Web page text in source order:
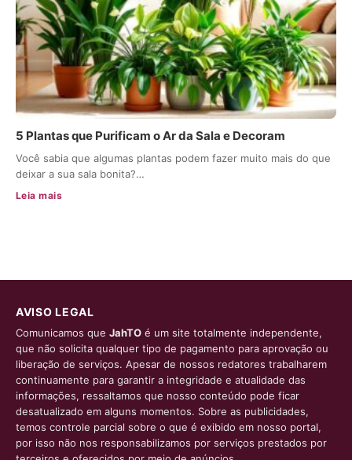
5 Plantas que Purificam o Ar da Sala e Decoram
Você sabia que algumas plantas podem fazer muito mais do que
deixar a sua sala bonita?…
Leia mais
AVISO LEGAL
Comunicamos que JahTO é um site totalmente independente,
que não solicita qualquer tipo de pagamento para aprovação ou
liberação de serviços. Apesar de nossos redatores trabalharem
continuamente para garantir a integridade e atualidade das
informações, ressaltamos que nosso conteúdo pode ficar
desatualizado em alguns momentos. Sobre as publicidades,
temos controle parcial sobre o que é exibido em nosso portal,
por isso não nos responsabilizamos por serviços prestados por